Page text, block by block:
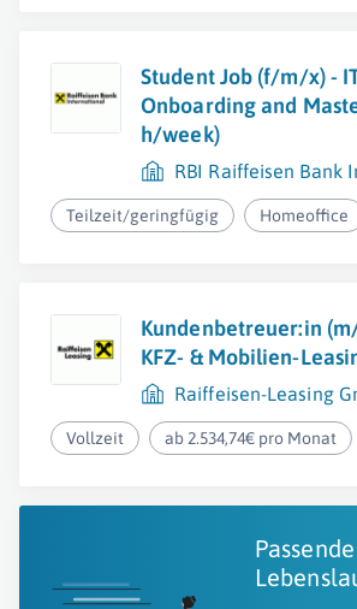
Student Job (f/m/x) -
Onboarding and
h/week)
RBI Raiffeisen Bank
Teilzeit/geringfügig Homeoffice
Kundenbetreuer:in
KFZ- & Mobilien-
Raiffeisen-Leasing
Vollzeit ab 2.534,74€ pro Monat